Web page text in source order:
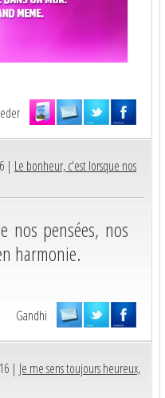
| Le bonheur, c'est lorsque nos
nos pensées, nos
harmonie.
Gandhi
| Je me sens toujours heureux,